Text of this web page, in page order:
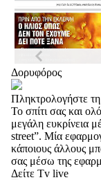
Δορυφόρος
Πληκτρολογήστε τη
Το σπίτι σας και
μεγάλη ευκρίνεια
street”. Μία
κάποιους άλλους
σας μέσω της
Δείτε Tv live